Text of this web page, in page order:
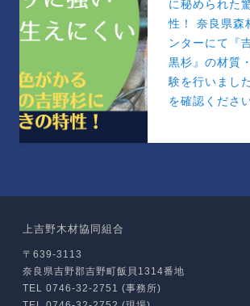
に秘められた
性！ 奈良県森
ンターにて『
黒杉』の材質
験を行いまし
を確認くださ
上吉野木材協同組合
〒639-3113
奈良県吉野郡吉野町飯貝1314番地
TEL 0746-32-2751 (事務所)